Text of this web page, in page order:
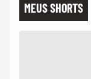
MEUS SHORTS